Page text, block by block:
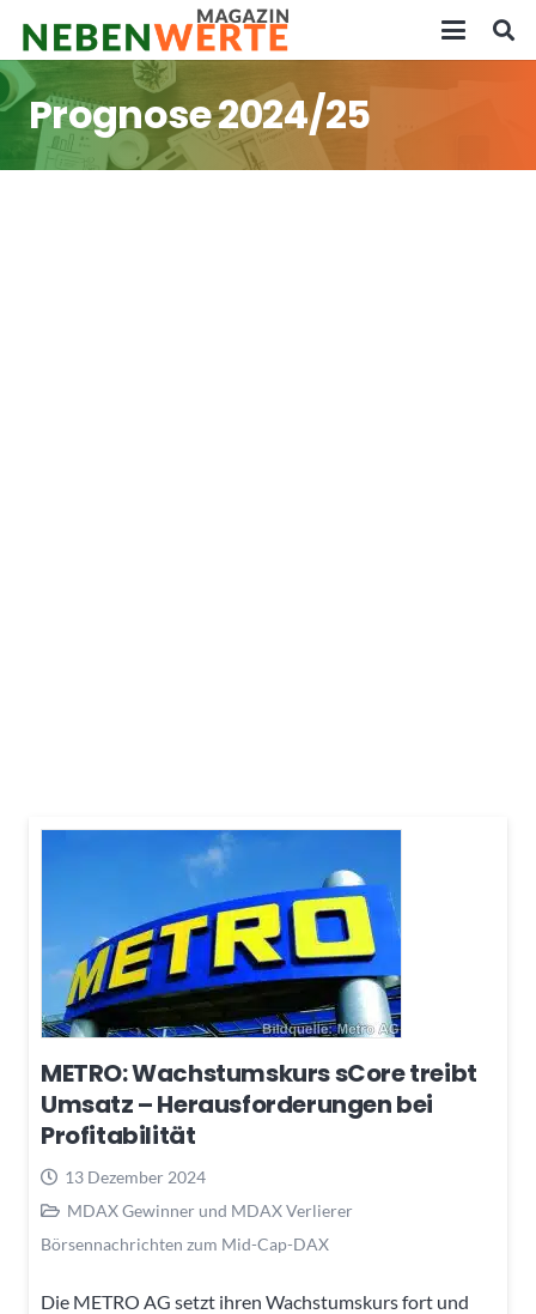
Prognose 2024/25
METRO: Wachstumskurs sCore treibt
Umsatz – Herausforderungen bei
Profitabilität
13 Dezember 2024
MDAX Gewinner und MDAX Verlierer
Börsennachrichten zum Mid-Cap-DAX
Die METRO AG setzt ihren Wachstumskurs fort und